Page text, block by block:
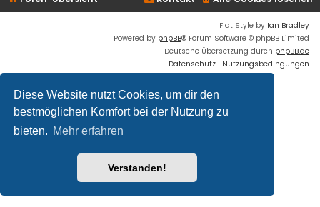
Diese Website nutzt Cookies, um dir den
bestmöglichen Komfort bei der Nutzung zu
bieten. Mehr erfahren
Verstanden!
Flat Style by Ian Bradley
Powered by phpBB® Forum Software © phpBB Limited
Deutsche Übersetzung durch phpBB.de
Datenschutz | Nutzungsbedingungen